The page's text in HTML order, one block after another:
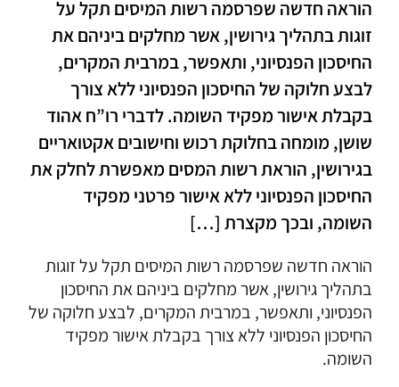
הוראה חדשה שפרסמה רשות המיסים תקל על
זוגות בתהליך גירושין, אשר מחלקים ביניהם את
החיסכון הפנסיוני, ותאפשר, במרבית המקרים,
לבצע חלוקה של החיסכון הפנסיוני ללא צורך
בקבלת אישור מפקיד השומה. לדברי רו”ח אהוד
שושן, מומחה בחלוקת רכוש וחישובים אקטואריים
בגירושין, הוראת רשות המסים מאפשרת לחלק את
החיסכון הפנסיוני ללא אישור פרטני מפקיד
השומה, ובכך מקצרת […]
הוראה חדשה שפרסמה רשות המיסים תקל על זוגות
בתהליך גירושין, אשר מחלקים ביניהם את החיסכון
הפנסיוני, ותאפשר, במרבית המקרים, לבצע חלוקה של
החיסכון הפנסיוני ללא צורך בקבלת אישור מפקיד
השומה.